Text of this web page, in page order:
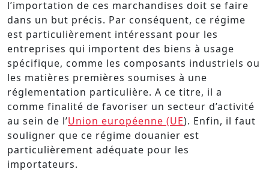
l’importation de ces marchandises doit se faire
dans un but précis. Par conséquent, ce régime
est particulièrement intéressant pour les
entreprises qui importent des biens à usage
spécifique, comme les composants industriels ou
les matières premières soumises à une
réglementation particulière. A ce titre, il a
comme finalité de favoriser un secteur d’activité
au sein de l’Union européenne (UE). Enfin, il faut
souligner que ce régime douanier est
particulièrement adéquate pour les
importateurs.